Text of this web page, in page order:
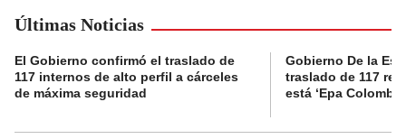
Últimas Noticias
El Gobierno confirmó el traslado de
117 internos de alto perfil a cárceles
de máxima seguridad
Gobierno De la
traslado de 117
está ‘Epa